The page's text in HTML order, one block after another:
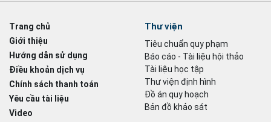
Trang chủ
Giới thiệu
Hướng dẫn sử dụng
Điều khoản dịch vụ
Chính sách thanh toán
Yêu cầu tài liệu
Video
Thư viện
Tiêu chuẩn quy phạm
Báo cáo - Tài liệu hội thảo
Tài liệu học tập
Thư viện định hình
Đồ án quy hoạch
Bản đồ khảo sát